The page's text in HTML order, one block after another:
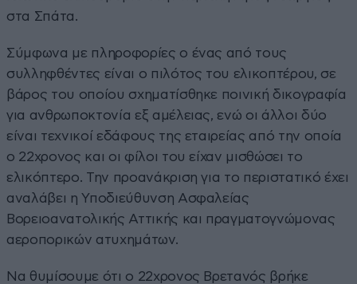
στα Σπάτα.
Σύμφωνα με πληροφορίες ο ένας από τους
συλληφθέντες είναι ο πιλότος του ελικοπτέρου, σε
βάρος του οποίου σχηματίσθηκε ποινική δικογραφία
για ανθρωποκτονία εξ αμέλειας, ενώ οι άλλοι δύο
είναι τεχνικοί εδάφους της εταιρείας από την οποία
ο 22χρονος και οι φίλοι του είχαν μισθώσει το
ελικόπτερο. Την προανάκριση για το περιστατικό έχει
αναλάβει η Υποδιεύθυνση Ασφαλείας
Βορειοανατολικής Αττικής και πραγματογνώμονας
αεροπορικών ατυχημάτων.
Να θυμίσουμε ότι ο 22χρονος Βρετανός βρήκε